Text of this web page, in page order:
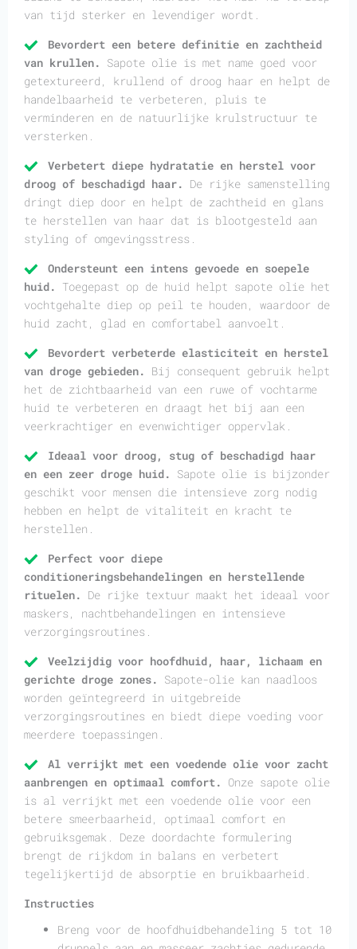
van tijd sterker en levendiger wordt.
Bevordert een betere definitie en zachtheid
van krullen. Sapote olie is met name goed voor
getextureerd, krullend of droog haar en helpt de
handelbaarheid te verbeteren, pluis te
verminderen en de natuurlijke krulstructuur te
versterken.
Verbetert diepe hydratatie en herstel voor
droog of beschadigd haar. De rijke samenstelling
dringt diep door en helpt de zachtheid en glans
te herstellen van haar dat is blootgesteld aan
styling of omgevingsstress.
Ondersteunt een intens gevoede en soepele
huid. Toegepast op de huid helpt sapote olie het
vochtgehalte diep op peil te houden, waardoor de
huid zacht, glad en comfortabel aanvoelt.
Bevordert verbeterde elasticiteit en herstel
van droge gebieden. Bij consequent gebruik helpt
het de zichtbaarheid van een ruwe of vochtarme
huid te verbeteren en draagt het bij aan een
veerkrachtiger en evenwichtiger oppervlak.
Ideaal voor droog, stug of beschadigd haar
en een zeer droge huid. Sapote olie is bijzonder
geschikt voor mensen die intensieve zorg nodig
hebben en helpt de vitaliteit en kracht te
herstellen.
Perfect voor diepe
conditioneringsbehandelingen en herstellende
rituelen. De rijke textuur maakt het ideaal voor
maskers, nachtbehandelingen en intensieve
verzorgingsroutines.
Veelzijdig voor hoofdhuid, haar, lichaam en
gerichte droge zones. Sapote-olie kan naadloos
worden geïntegreerd in uitgebreide
verzorgingsroutines en biedt diepe voeding voor
meerdere toepassingen.
Al verrijkt met een voedende olie voor zacht
aanbrengen en optimaal comfort. Onze sapote olie
is al verrijkt met een voedende olie voor een
betere smeerbaarheid, optimaal comfort en
gebruiksgemak. Deze doordachte formulering
brengt de rijkdom in balans en verbetert
tegelijkertijd de absorptie en bruikbaarheid.
Instructies
Breng voor de hoofdhuidbehandeling 5 tot 10